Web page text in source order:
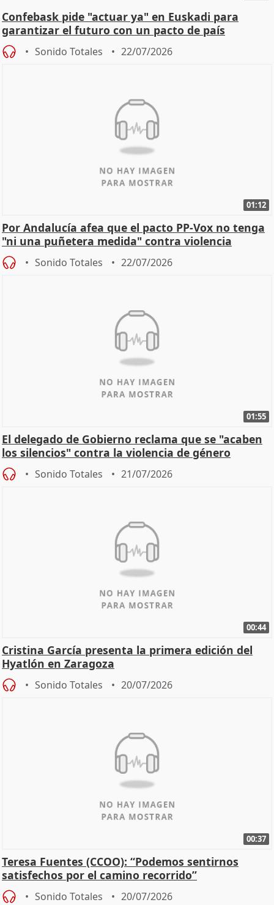
Confebask pide "actuar ya" en Euskadi para
garantizar el futuro con un pacto de país
Sonido Totales 22/07/2026
01:12
Por Andalucía afea que el pacto PP-Vox no tenga
"ni una puñetera medida" contra violencia
machista
Sonido Totales 22/07/2026
01:55
El delegado de Gobierno reclama que se "acaben
los silencios" contra la violencia de género
Sonido Totales 21/07/2026
00:44
Cristina García presenta la primera edición del
Hyatlón en Zaragoza
Sonido Totales 20/07/2026
00:37
Teresa Fuentes (CCOO): “Podemos sentirnos
satisfechos por el camino recorrido”
Sonido Totales 20/07/2026